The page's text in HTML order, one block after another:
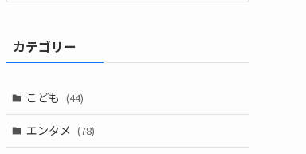
カテゴリー
こども (44)
エンタメ (78)